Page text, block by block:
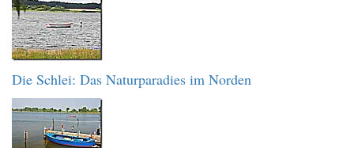
Die Schlei: Das Naturparadies im Norden